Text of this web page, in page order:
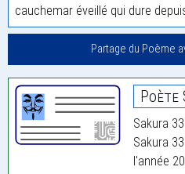
cauchemar éveillé qui dure
Partage du Poème
Poète
Sakura
Sakura
l'année